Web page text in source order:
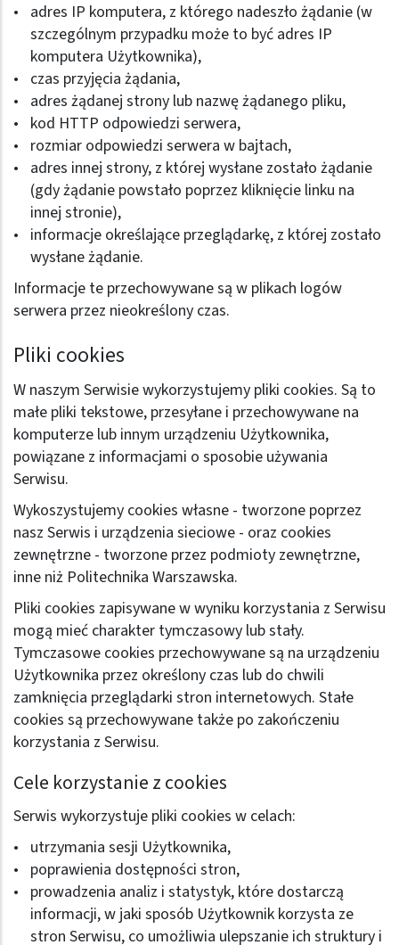
adres IP komputera, z którego nadeszło żądanie (w
szczególnym przypadku może to być adres IP
komputera Użytkownika),
czas przyjęcia żądania,
adres żądanej strony lub nazwę żądanego pliku,
kod HTTP odpowiedzi serwera,
rozmiar odpowiedzi serwera w bajtach,
adres innej strony, z której wysłane zostało żądanie
(gdy żądanie powstało poprzez kliknięcie linku na
innej stronie),
informacje określające przeglądarkę, z której zostało
wysłane żądanie.
Informacje te przechowywane są w plikach logów
serwera przez nieokreślony czas.
Pliki cookies
W naszym Serwisie wykorzystujemy pliki cookies. Są to
małe pliki tekstowe, przesyłane i przechowywane na
komputerze lub innym urządzeniu Użytkownika,
powiązane z informacjami o sposobie używania
Serwisu.
Wykoszystujemy cookies własne - tworzone poprzez
nasz Serwis i urządzenia sieciowe - oraz cookies
zewnętrzne - tworzone przez podmioty zewnętrzne,
inne niż Politechnika Warszawska.
Pliki cookies zapisywane w wyniku korzystania z Serwisu
mogą mieć charakter tymczasowy lub stały.
Tymczasowe cookies przechowywane są na urządzeniu
Użytkownika przez określony czas lub do chwili
zamknięcia przeglądarki stron internetowych. Stałe
cookies są przechowywane także po zakończeniu
korzystania z Serwisu.
Cele korzystanie z cookies
Serwis wykorzystuje pliki cookies w celach:
utrzymania sesji Użytkownika,
poprawienia dostępności stron,
prowadzenia analiz i statystyk, które dostarczą
informacji, w jaki sposób Użytkownik korzysta ze
stron Serwisu, co umożliwia ulepszanie ich struktury i